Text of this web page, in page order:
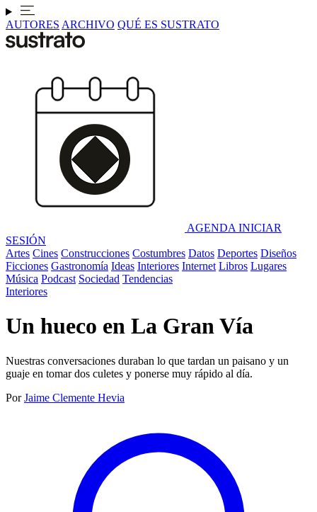
AUTORES ARCHIVO QUÉ ES SUSTRATO
AGENDA INICIAR
SESIÓN
Artes Cines Construcciones Costumbres Datos Deportes Diseños
Ficciones Gastronomía Ideas Interiores Internet Libros Lugares
Música Podcast Sociedad Tendencias
Interiores
Un hueco en La Gran Vía
Nuestras conversaciones duraban lo que tardan un paisano y un
guaje en tomar dos culetes y ponerse muy rápido al día.
Por Jaime Clemente Hevia